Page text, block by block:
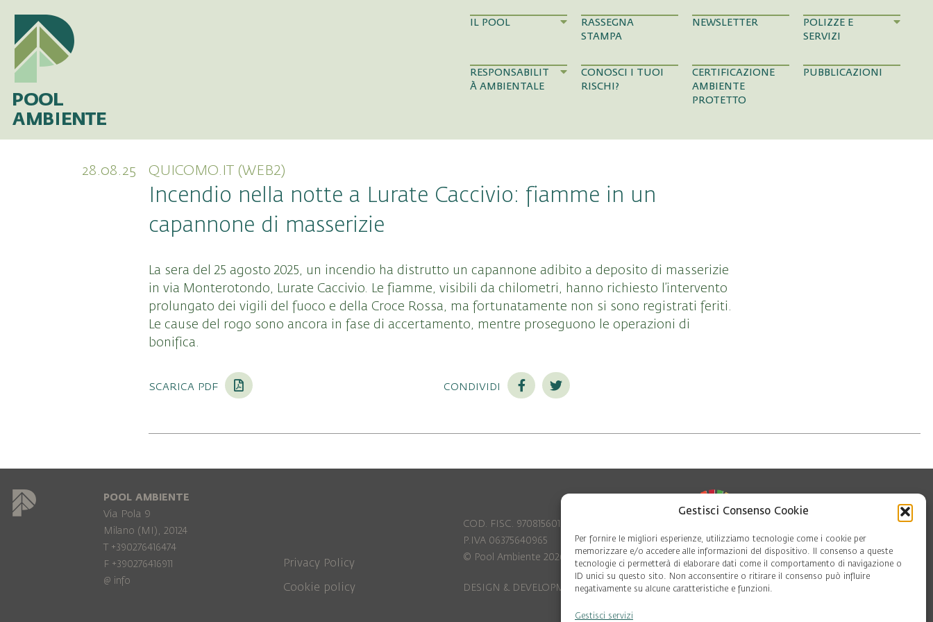
Gestisci Consenso Cookie
Per fornire le migliori esperienze, utilizziamo tecnologie come i cookie per
memorizzare e/o accedere alle informazioni del dispositivo. Il consenso a queste
tecnologie ci permetterà di elaborare dati come il comportamento di navigazione o
ID unici su questo sito. Non acconsentire o ritirare il consenso può influire
negativamente su alcune caratteristiche e funzioni.
Gestisci servizi
IL POOL
RASSEGNA
STAMPA
NEWSLETTER
POLIZZE E
SERVIZI
RESPONSABILIT
À AMBIENTALE
CONOSCI I TUOI
RISCHI?
CERTIFICAZIONE
AMBIENTE
PROTETTO
PUBBLICAZIONI
28.08.25 QUICOMO.IT (WEB2)
Incendio nella notte a Lurate Caccivio: fiamme in un
capannone di masserizie
La sera del 25 agosto 2025, un incendio ha distrutto un capannone adibito a deposito di masserizie
in via Monterotondo, Lurate Caccivio. Le fiamme, visibili da chilometri, hanno richiesto l’intervento
prolungato dei vigili del fuoco e della Croce Rossa, ma fortunatamente non si sono registrati feriti.
Le cause del rogo sono ancora in fase di accertamento, mentre proseguono le operazioni di
bonifica.
scarica pdf condividi
POOL AMBIENTE
Via Pola 9
Milano (MI), 20124
T +390276416474
F +390276416911
@ info
Privacy Policy
Cookie policy
COD. FISC. 97081560159
P.IVA 06375640965
© Pool Ambiente 2026
DESIGN & DEVELOPMENT byLeftloft